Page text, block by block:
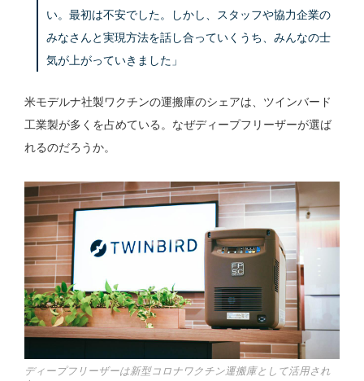
い。最初は不安でした。しかし、スタッフや協力企業の
みなさんと実現方法を話し合っていくうち、みんなの士
気が上がっていきました」
米モデルナ社製ワクチンの運搬庫のシェアは、ツインバード
工業製が多くを占めている。なぜディープフリーザーが選ば
れるのだろうか。
ディープフリーザーは新型コロナワクチン運搬庫として活用され